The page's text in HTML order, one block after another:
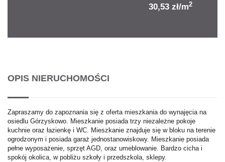
30,53 zł/m2
OPIS NIERUCHOMOŚCI
Zapraszamy do zapoznania się z oferta mieszkania do wynajęcia na
osiedlu Górzyskowo. Mieszkanie posiada trzy niezależne pokoje
kuchnie oraz łazienkę i WC. Mieszkanie znajduje się w bloku na terenie
ogrodzonym i posiada garaż jednostanowiskowy. Mieszkanie posiada
pełne wyposażenie, sprzęt AGD, oraz umeblowanie. Bardzo cicha i
spokój okolica, w pobliżu szkoły i przedszkola, sklepy.